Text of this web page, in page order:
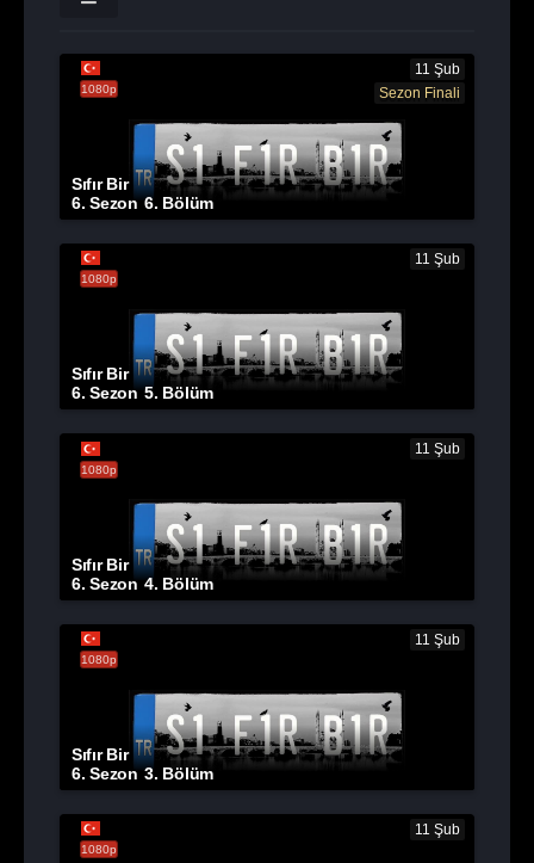
1080p Sezon Finali
11 Şub
Sıfır Bir
6. Sezon 6. Bölüm
1080p
11 Şub
Sıfır Bir
6. Sezon 5. Bölüm
1080p
11 Şub
Sıfır Bir
6. Sezon4. Bölüm
1080p
11 Şub
Sıfır Bir
6. Sezon 3. Bölüm
1080p
11 Şub